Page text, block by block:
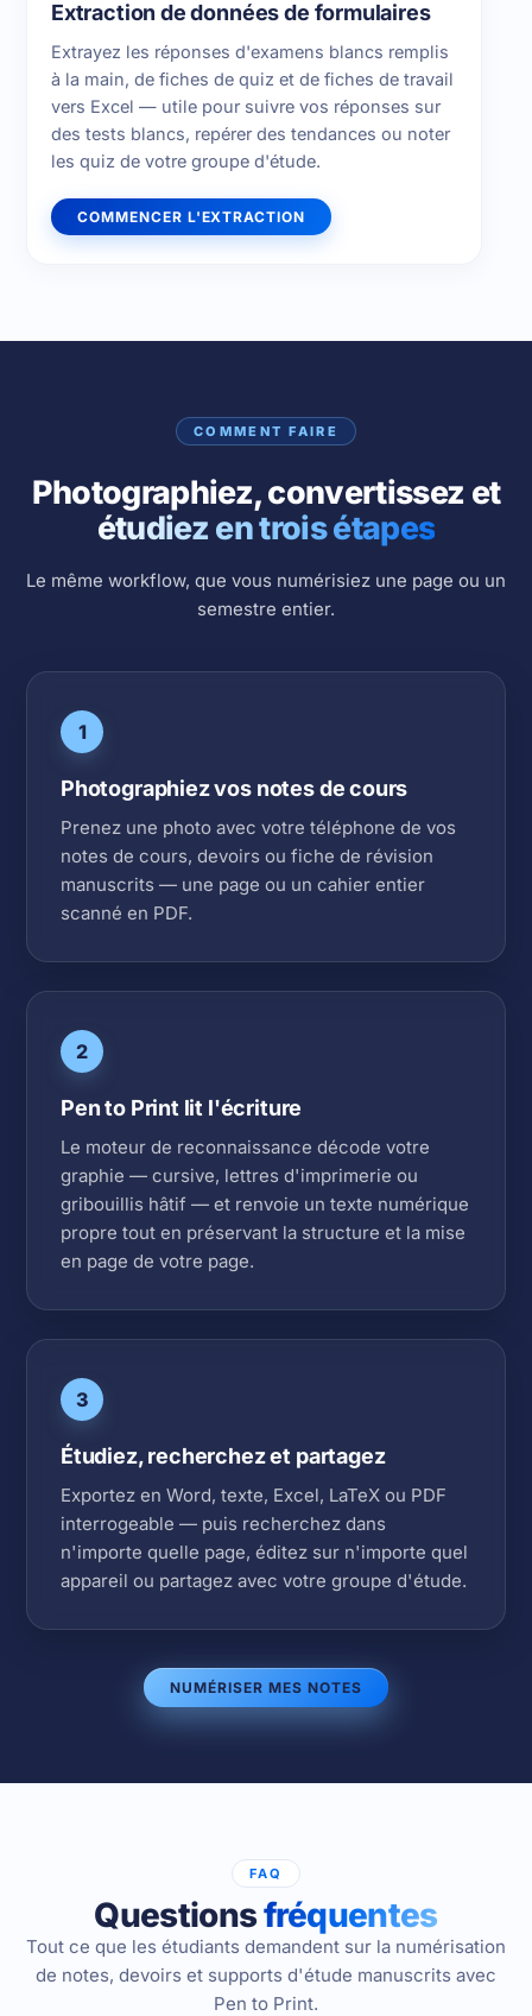
Extraction de données de formulaires
Extrayez les réponses d'examens blancs remplis
à la main, de fiches de quiz et de fiches de travail
vers Excel — utile pour suivre vos réponses sur
des tests blancs, repérer des tendances ou noter
les quiz de votre groupe d'étude.
COMMENCER L'EXTRACTION
COMMENT FAIRE
Photographiez, convertissez et
étudiez en trois étapes
Le même workflow, que vous numérisiez une page ou un
semestre entier.
1
Photographiez vos notes de cours
Prenez une photo avec votre téléphone de vos
notes de cours, devoirs ou fiche de révision
manuscrits — une page ou un cahier entier
scanné en PDF.
2
Pen to Print lit l'écriture
Le moteur de reconnaissance décode votre
graphie — cursive, lettres d'imprimerie ou
gribouillis hâtif — et renvoie un texte numérique
propre tout en préservant la structure et la mise
en page de votre page.
3
Étudiez, recherchez et partagez
Exportez en Word, texte, Excel, LaTeX ou PDF
interrogeable — puis recherchez dans
n'importe quelle page, éditez sur n'importe quel
appareil ou partagez avec votre groupe d'étude.
NUMÉRISER MES NOTES
FAQ
Questionsfréquentes
Tout ce que les étudiants demandent sur la numérisation
de notes, devoirs et supports d'étude manuscrits avec
Pen to Print.